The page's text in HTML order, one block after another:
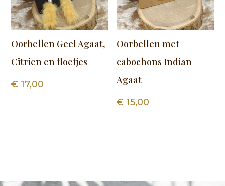
Oorbellen Geel Agaat,
Citrien en floefjes
€ 17,00
Oorbellen met
cabochons Indian
Agaat
€ 15,00